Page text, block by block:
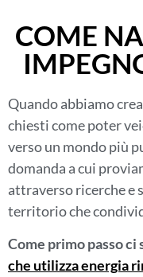
COME
Quando abbiamo
chiesti come poter
verso un mondo più
domanda a cui
attraverso ricerche e
territorio che
Come primo passo
che utilizza energia